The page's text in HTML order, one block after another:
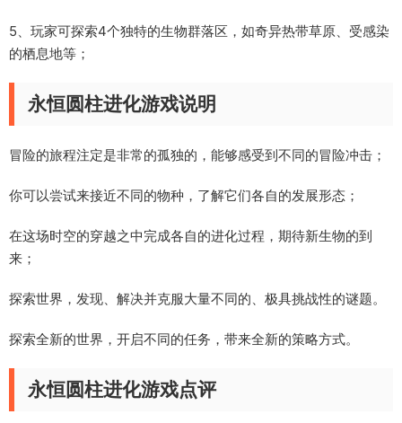
5、玩家可探索4个独特的生物群落区，如奇异热带草原、受感染
的栖息地等；
永恒圆柱进化游戏说明
冒险的旅程注定是非常的孤独的，能够感受到不同的冒险冲击；
你可以尝试来接近不同的物种，了解它们各自的发展形态；
在这场时空的穿越之中完成各自的进化过程，期待新生物的到
来；
探索世界，发现、解决并克服大量不同的、极具挑战性的谜题。
探索全新的世界，开启不同的任务，带来全新的策略方式。
永恒圆柱进化游戏点评